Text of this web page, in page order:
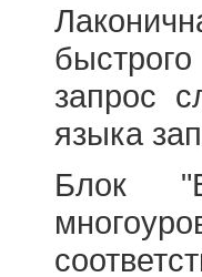
запрос
языка
Блок